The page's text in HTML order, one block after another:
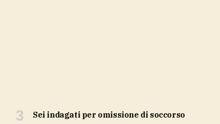
sei indagati per omissione di soccorso